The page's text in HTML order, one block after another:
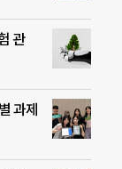
관
과제